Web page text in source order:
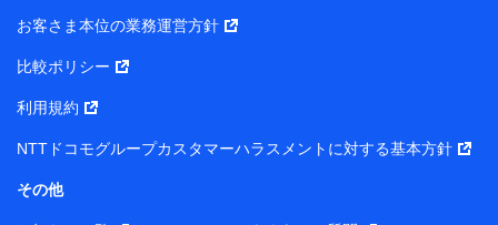
当社または株式会社NTTドコモ・フィナンシャルグルー
の個人データ
基本情報
性、連絡先、dポイントサービスのご利用に関する情報。例
所、dポイント残高、dポイント利用履歴などが含まれます。
お客さま本位の業務運営方針
比較ポリシー
利用規約
NTTドコモグループカスタマーハラスメントに対する基本方針
その他